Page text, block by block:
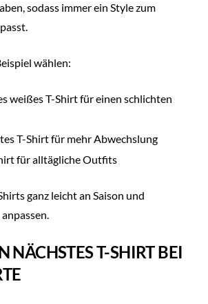
sodass immer ein Style zum
wählen:
weißes T-Shirt für einen schlichten
T-Shirt für mehr Abwechslung
für alltägliche Outfits
ganz leicht an Saison und
NÄCHSTES T-SHIRT BEI